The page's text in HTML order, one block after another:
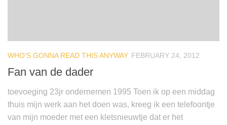
WHO'S GONNA READ THIS ANYWAY FEBRUARY 24, 2012
Fan van de dader
toevoeging 23jr ondernemen 1995 Toen ik op een middag
thuis mijn werk aan het doen was, kreeg ik een telefoontje
van mijn moeder met een kletsnieuwtje dat er het